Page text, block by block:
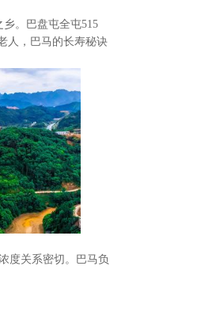
。巴盘屯全屯515
人，巴马的长寿秘诀
度关系密切。巴马负